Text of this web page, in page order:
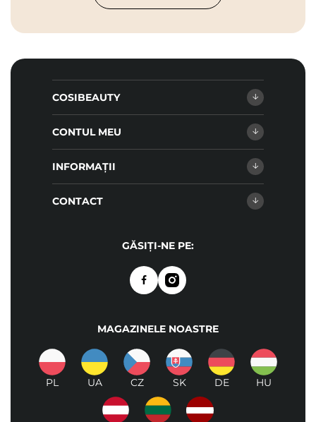
COSIBEAUTY
CONTUL MEU
INFORMAȚII
CONTACT
GĂSIȚI-NE PE:
MAGAZINELE NOASTRE
PL UA CZ SK DE HU